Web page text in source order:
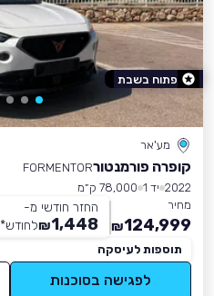
מע'אר
קופרה פורמנטורFORMENTOR
2022 יד 1
78,000 ק״מ
מחיר
124,999
₪
החזר חודשי מ-
1,448
₪לחודש*
תוספות לעיסקה
לפגישה בסוכנות
פתוח בשבת